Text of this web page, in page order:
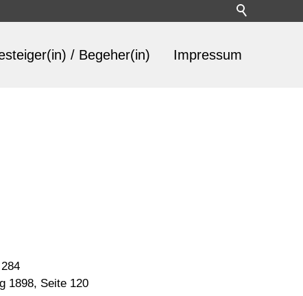
/ Begeher(in) Impressum
1898, Seite 120